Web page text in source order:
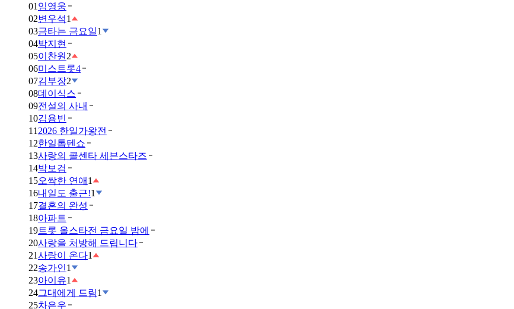
01 임영웅
02변우석1
03금타는 금요일1
04박지현
05이찬원 2
06미스트롯4
07김부장2
08데이식스
09전설의 사내
10김용빈
11 2026 한일가왕전
12한일톱텐쇼
13사랑의 콜센타 세븐스타즈
14박보검
15오싹한 연애 1
16내일도 출근!1
17결혼의 완성
18아파트
19트롯 올스타전 금요일 밤에
20사랑을 처방해 드립니다
21사랑이 온다1
22송가인1
23아이유1
24그대에게 드림1
25차은우